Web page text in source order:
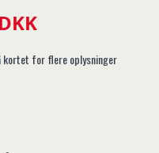
kortet for flere oplysninger